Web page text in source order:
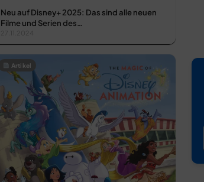
Neu auf Disney+ 2025: Das sind alle neuen
Filme und Serien des…
Artikel